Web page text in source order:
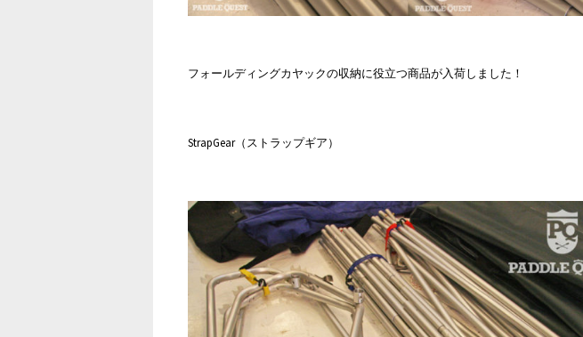
フォールディングカヤックの収納に役立つ商品が入荷しました！
StrapGear（ストラップギア）